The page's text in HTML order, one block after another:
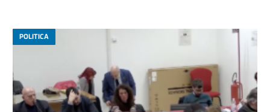
POLITICA